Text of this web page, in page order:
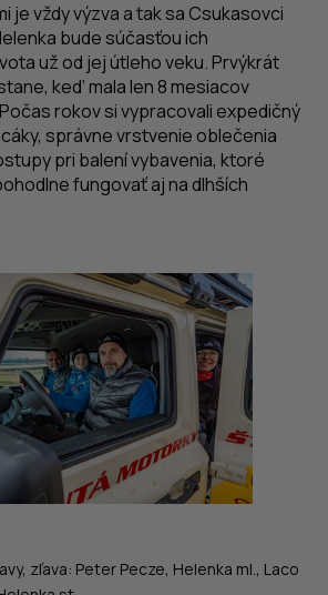
je vždy výzva a tak sa Csukasovci
bude súčasťou ich
už od jej útleho veku. Prvýkrát
keď mala len 8 mesiacov
rokov si vypracovali expedičný
správne vrstvenie oblečenia
pri balení vybavenia, ktoré
fungovať aj na dlhších
zľava: Peter Pecze, Helenka ml., Laco